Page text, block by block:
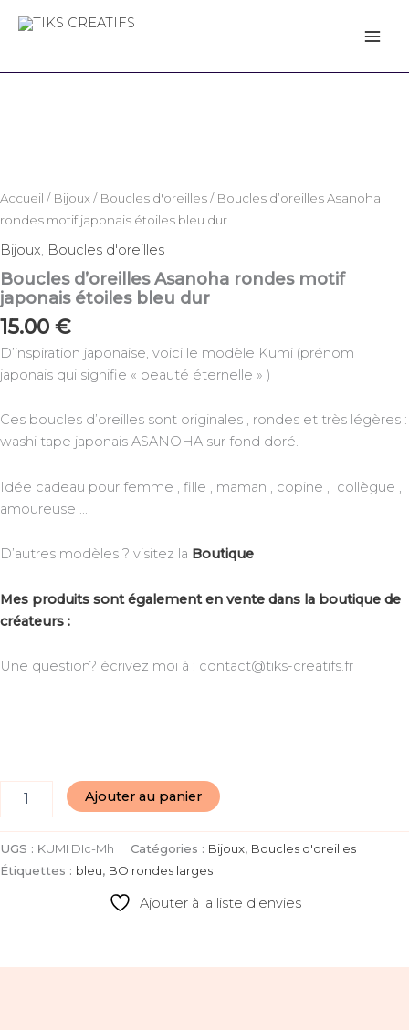
Accueil / Bijoux / Boucles d'oreilles/ Boucles d’oreilles Asanoha
rondes motif japonais étoiles bleu dur
Bijoux Boucles d'oreilles
Boucles d’oreilles Asanoha rondes motif
japonais étoiles bleu dur
15.00 €
D’inspiration japonaise, voici le modèle Kumi (prénom
japonais qui signifie « beauté éternelle » )
Ces boucles d’oreilles sont originales , rondes et très légères :
washi tape japonais ASANOHA sur fond doré.
Idée cadeau pour femme , fille , maman , copine , collègue ,
amoureuse …
D’autres modèles ? visitez la Boutique
Mes produits sont également en vente dans la boutique de
créateurs :
Une question? écrivez moi à : contact@tiks-creatifs.fr
motif
japonais
étoiles
bleu
Ajouter au panier
UGS : KUMI DIc-Mh Catégories : Bijoux, Boucles d'oreilles
Étiquettes : bleu, BO rondes larges
Ajouter à la liste d’envies
Asanoha